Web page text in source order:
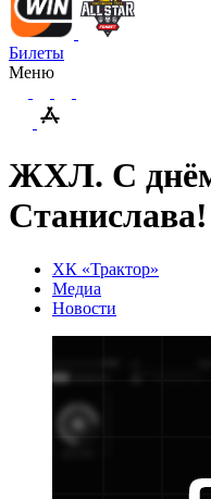
Билеты
Меню
ЖХЛ. С
Станислава!
ХК «Трактор»
Медиа
Новости